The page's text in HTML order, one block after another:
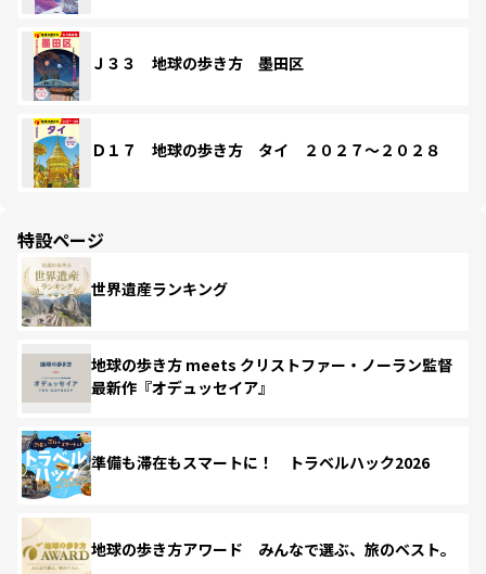
Ｊ３３ 地球の歩き方 墨田区
Ｄ１７ 地球の歩き方 タイ ２０２７～２０２８
特設ページ
世界遺産ランキング
地球の歩き方 meets クリストファー・ノーラン監督
最新作『オデュッセイア』
準備も滞在もスマートに！ トラベルハック2026
地球の歩き方アワード みんなで選ぶ、旅のベスト。